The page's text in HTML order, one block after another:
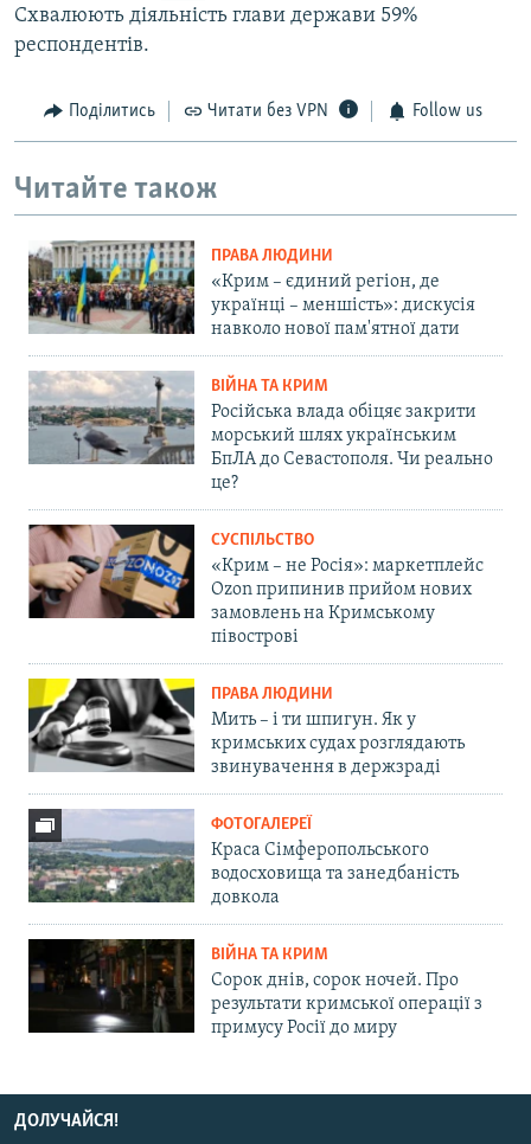
Схвалюють діяльність глави держави 59%
респондентів.
Поділитись Читати без VPN Follow us
Читайте також
ПРАВА ЛЮДИНИ
«Крим – єдиний регіон, де
українці – меншість»: дискусія
навколо нової пам'ятної дати
ВІЙНА ТА КРИМ
Російська влада обіцяє закрити
морський шлях українським
БпЛА до Севастополя. Чи реально
це?
СУСПІЛЬСТВО
«Крим – не Росія»: маркетплейс
Ozon припинив прийом нових
замовлень на Кримському
півострові
ПРАВА ЛЮДИНИ
Мить – і ти шпигун. Як у
кримських судах розглядають
звинувачення в держзраді
ФОТОГАЛЕРЕЇ
Краса Сімферопольського
водосховища та занедбаність
довкола
ВІЙНА ТА КРИМ
Сорок днів, сорок ночей. Про
результати кримської операції з
примусу Росії до миру
ДОЛУЧАЙСЯ!